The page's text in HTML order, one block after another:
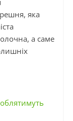
яка
а саме